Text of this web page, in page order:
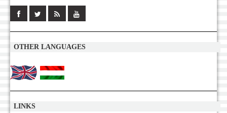
OTHER LANGUAGES
LINKS